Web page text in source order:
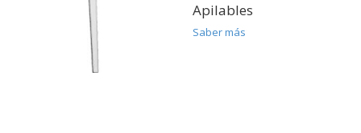
Apilables
Saber más